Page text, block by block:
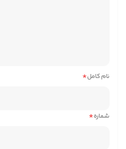
نام کامل*
شماره*